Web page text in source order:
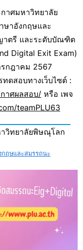
าวิทยาลัย
ษาอังกฤษและ
ตรี และระดับบัณฑิต
Digital Exit Exam)
กฎาคม 2567
สอบทางเว็บไซต์ :
าศผลสอบ/ หรือ เพจ
teamPLU63
วิทยาลัยพิษณุโลก
กฤษและสมรรถนะ